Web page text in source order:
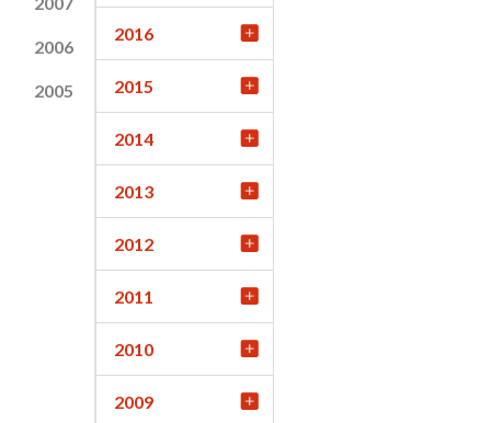
2006
2005
2016
2015
2014
2013
2012
2011
2010
2009